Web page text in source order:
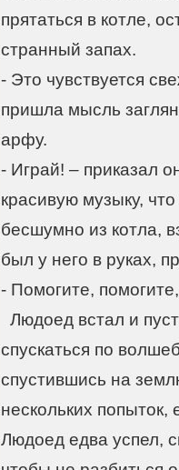
прятаться в котле,
странный запах.
- Это чувствуется
пришла мысль
арфу.
- Играй! – приказал
красивую музыку,
бесшумно из котла,
был у него в руках,
- Помогите,
Людоед встал и
спускаться по
спустившись на
нескольких
Людоед едва успел,